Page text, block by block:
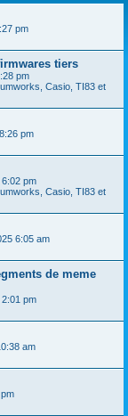
pm
tiers
pm
Casio, TI83 et
pm
pm
Casio, TI83 et
6:05 am
de meme
pm
am